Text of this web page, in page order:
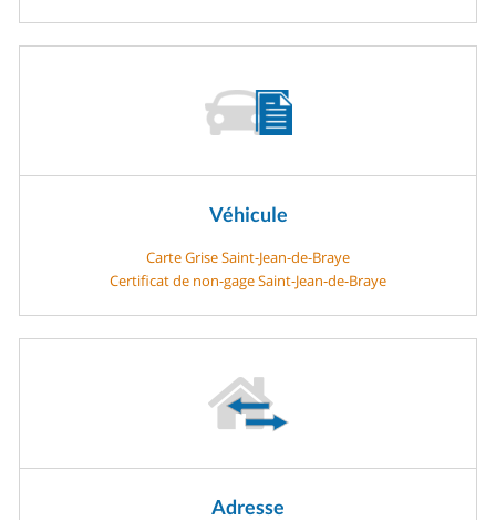
Véhicule
Carte Grise Saint-Jean-de-Braye
Certificat de non-gage Saint-Jean-de-Braye
Adresse